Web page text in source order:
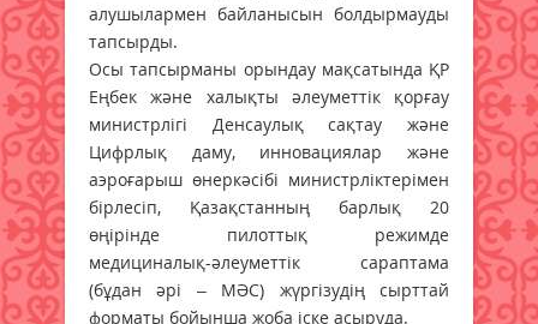
алушылармен байланысын болдырмауды
тапсырды.
Осы тапсырманы орындау мақсатында ҚР
Еңбек және халықты әлеуметтік қорғау
министрлігі Денсаулық сақтау және
Цифрлық даму, инновациялар және
аэроғарыш өнеркәсібі министрліктерімен
бірлесіп, Қазақстанның барлық 20
өңірінде пилоттық режимде
медициналық-әлеуметтік сараптама
(бұдан әрі – МӘС) жүргізудің сырттай
форматы бойынша жоба іске асыруда.